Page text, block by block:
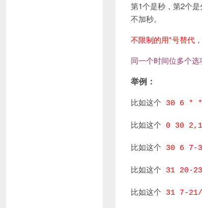
第1个是秒，第2个
不加秒。
不限制的用*号替代 ，
同一个时间位多个选
举例：
比如这个 30 6 *
比如这个 0 30
比如这个 30 6 7-
比如这个 31 20-
比如这个 31 7-